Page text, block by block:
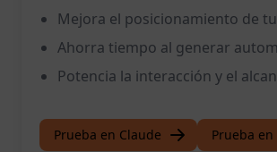
Mejora el posicionamiento de
Ahorra tiempo al generar
Potencia la interacción y el
Prueba en Claude Prueba en